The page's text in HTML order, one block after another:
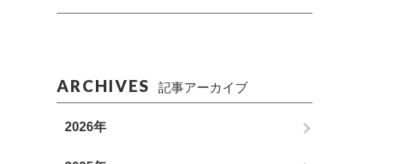
ARCHIVES 記事アーカイブ
2026年